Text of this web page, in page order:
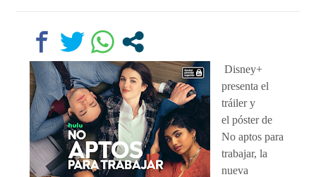
Disney+
presenta el
tráiler y
el póster de
No aptos para
trabajar, la
nueva